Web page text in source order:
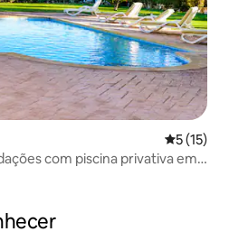
5 de uma
5 (15)
com piscina privativa em